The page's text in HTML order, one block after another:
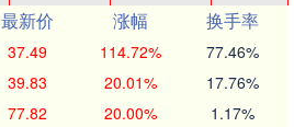
最新价 涨幅
换手率
37.49 114.72% 77.46%
39.83 20.01% 17.76%
77.82 20.00% 1.17%